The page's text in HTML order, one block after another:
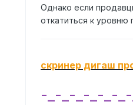
Однако если
откатиться к уровню
скринер дигаш
-_-_-_-_-_-